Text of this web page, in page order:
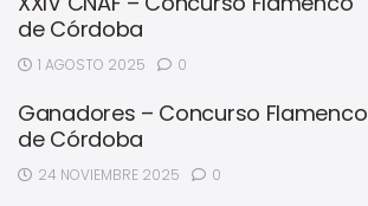
de Córdoba
1 AGOSTO 2025 0
Ganadores – Concurso Flamenco
de Córdoba
24 NOVIEMBRE 2025 0